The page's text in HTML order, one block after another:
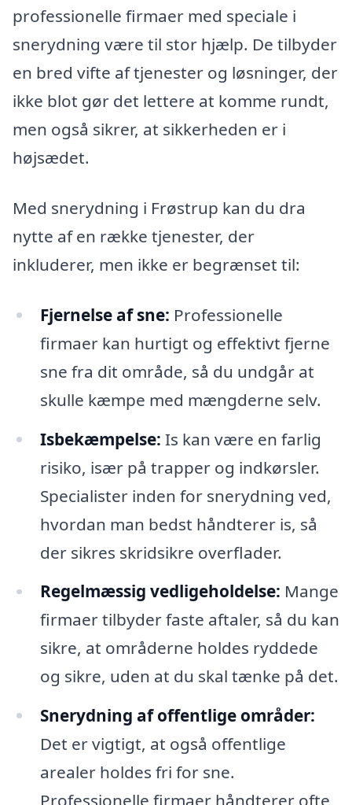
professionelle firmaer med speciale i
snerydning være til stor hjælp. De tilbyder
en bred vifte af tjenester og løsninger, der
ikke blot gør det lettere at komme rundt,
men også sikrer, at sikkerheden er i
højsædet.
Med snerydning i Frøstrup kan du dra
nytte af en række tjenester, der
inkluderer, men ikke er begrænset til:
Fjernelse af sne: Professionelle
firmaer kan hurtigt og effektivt fjerne
sne fra dit område, så du undgår at
skulle kæmpe med mængderne selv.
Isbekæmpelse: Is kan være en farlig
risiko, især på trapper og indkørsler.
Specialister inden for snerydning ved,
hvordan man bedst håndterer is, så
der sikres skridsikre overflader.
Regelmæssig vedligeholdelse: Mange
firmaer tilbyder faste aftaler, så du kan
sikre, at områderne holdes ryddede
og sikre, uden at du skal tænke på det.
Snerydning af offentlige områder:
Det er vigtigt, at også offentlige
arealer holdes fri for sne.
Professionelle firmaer håndterer ofte